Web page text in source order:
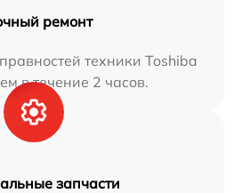
ремонт
техники Toshiba
в течение 2 часов.
запчасти